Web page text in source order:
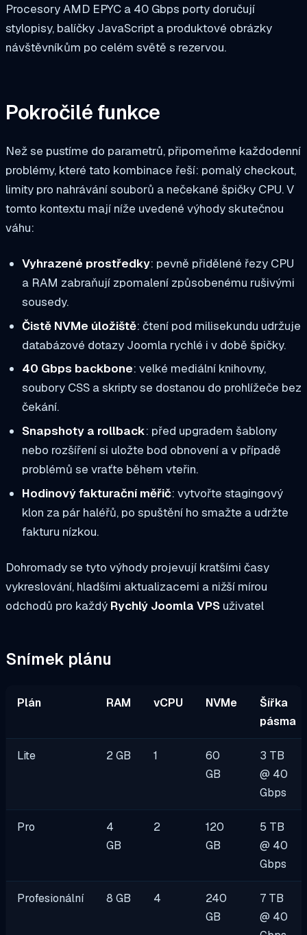
Procesory AMD EPYC a 40 Gbps porty doručují
stylopisy, balíčky JavaScript a produktové obrázky
návštěvníkům po celém světě s rezervou.
Pokročilé funkce
Než se pustíme do parametrů, připomeňme každodenní
problémy, které tato kombinace řeší: pomalý checkout,
limity pro nahrávání souborů a nečekané špičky CPU. V
tomto kontextu mají níže uvedené výhody skutečnou
váhu:
Vyhrazené prostředky: pevně přidělené řezy CPU
a RAM zabraňují zpomalení způsobenému rušivými
sousedy.
Čistě NVMe úložiště: čtení pod milisekundu udržuje
databázové dotazy Joomla rychlé i v době špičky.
40 Gbps backbone: velké mediální knihovny,
soubory CSS a skripty se dostanou do prohlížeče bez
čekání.
Snapshoty a rollback: před upgradem šablony
nebo rozšíření si uložte bod obnovení a v případě
problémů se vraťte během vteřin.
Hodinový fakturační měřič: vytvořte stagingový
klon za pár haléřů, po spuštění ho smažte a udržte
fakturu nízkou.
Dohromady se tyto výhody projevují kratšími časy
vykreslování, hladšími aktualizacemi a nižší mírou
odchodů pro každý Rychlý Joomla VPS uživatel
Snímek plánu
Plán RAM vCPU NVMe
Šířka
pásma
Lite 2 GB 1
60
GB
3 TB
@ 40
Gbps
Pro
4
GB
2
120
GB
5 TB
@ 40
Gbps
Profesionální 8 GB 4
240
GB
7 TB
@ 40